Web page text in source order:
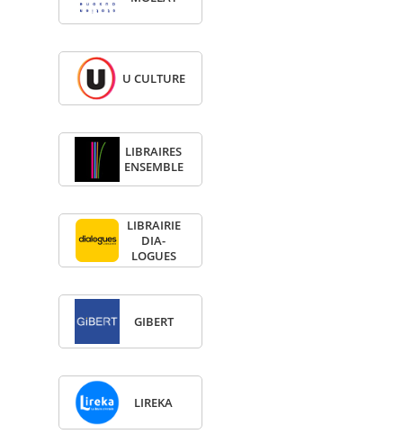
U CULTURE
LIBRAIRES
ENSEMBLE
LIBRAI­RIE
DIA­
LOGUES
GIBERT
LIREKA